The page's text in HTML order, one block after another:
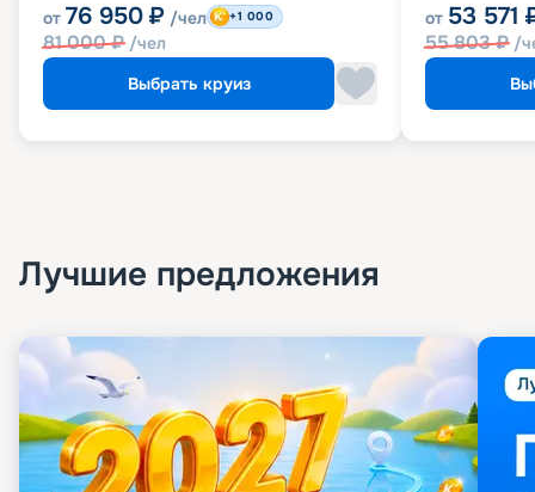
от 76 950 ₽ /чел
81 000₽ /чел
+1 000
Выбрать круиз
от 53 571
55 803₽ /
Лучшие предложения